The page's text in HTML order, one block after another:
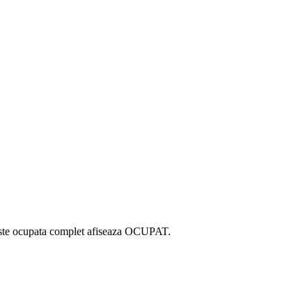
ocupata complet afiseaza OCUPAT.